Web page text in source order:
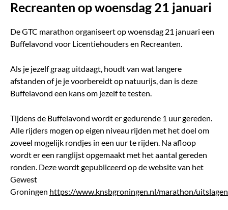
Recreanten op woensdag 21 januari
De GTC marathon organiseert op woensdag 21 januari een
Buffelavond voor Licentiehouders en Recreanten.
Als je jezelf graag uitdaagt, houdt van wat langere
afstanden of je je voorbereidt op natuurijs, dan is deze
Buffelavond een kans om jezelf te testen.
Tijdens de Buffelavond wordt er gedurende 1 uur gereden.
Alle rijders mogen op eigen niveau rijden met het doel om
zoveel mogelijk rondjes in een uur te rijden. Na afloop
wordt er een ranglijst opgemaakt met het aantal gereden
ronden. Deze wordt gepubliceerd op de website van het
Gewest
Groningen https://www.knsbgroningen.nl/marathon/uitslagen